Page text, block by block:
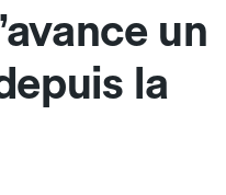
un
la